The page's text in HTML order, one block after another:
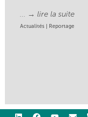
... → lire la suite
Actualités Reportage